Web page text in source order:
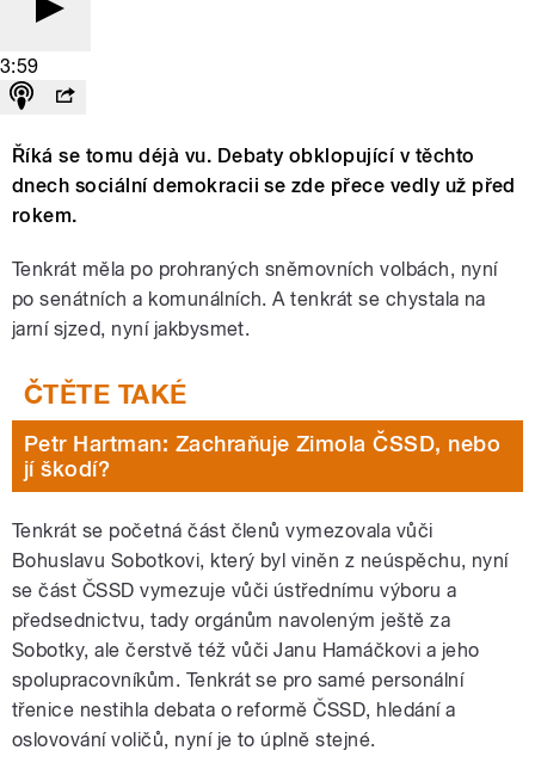
3:59
Říká se tomu déjà vu. Debaty obklopující v těchto
dnech sociální demokracii se zde přece vedly už před
rokem.
Tenkrát měla po prohraných sněmovních volbách, nyní
po senátních a komunálních. A tenkrát se chystala na
jarní sjzed, nyní jakbysmet.
Petr Hartman: Zachraňuje Zimola ČSSD, nebo
jí škodí?
Tenkrát se početná část členů vymezovala vůči
Bohuslavu Sobotkovi, který byl viněn z neúspěchu, nyní
se část ČSSD vymezuje vůči ústřednímu výboru a
předsednictvu, tady orgánům navoleným ještě za
Sobotky, ale čerstvě též vůči Janu Hamáčkovi a jeho
spolupracovníkům. Tenkrát se pro samé personální
třenice nestihla debata o reformě ČSSD, hledání a
oslovování voličů, nyní je to úplně stejné.